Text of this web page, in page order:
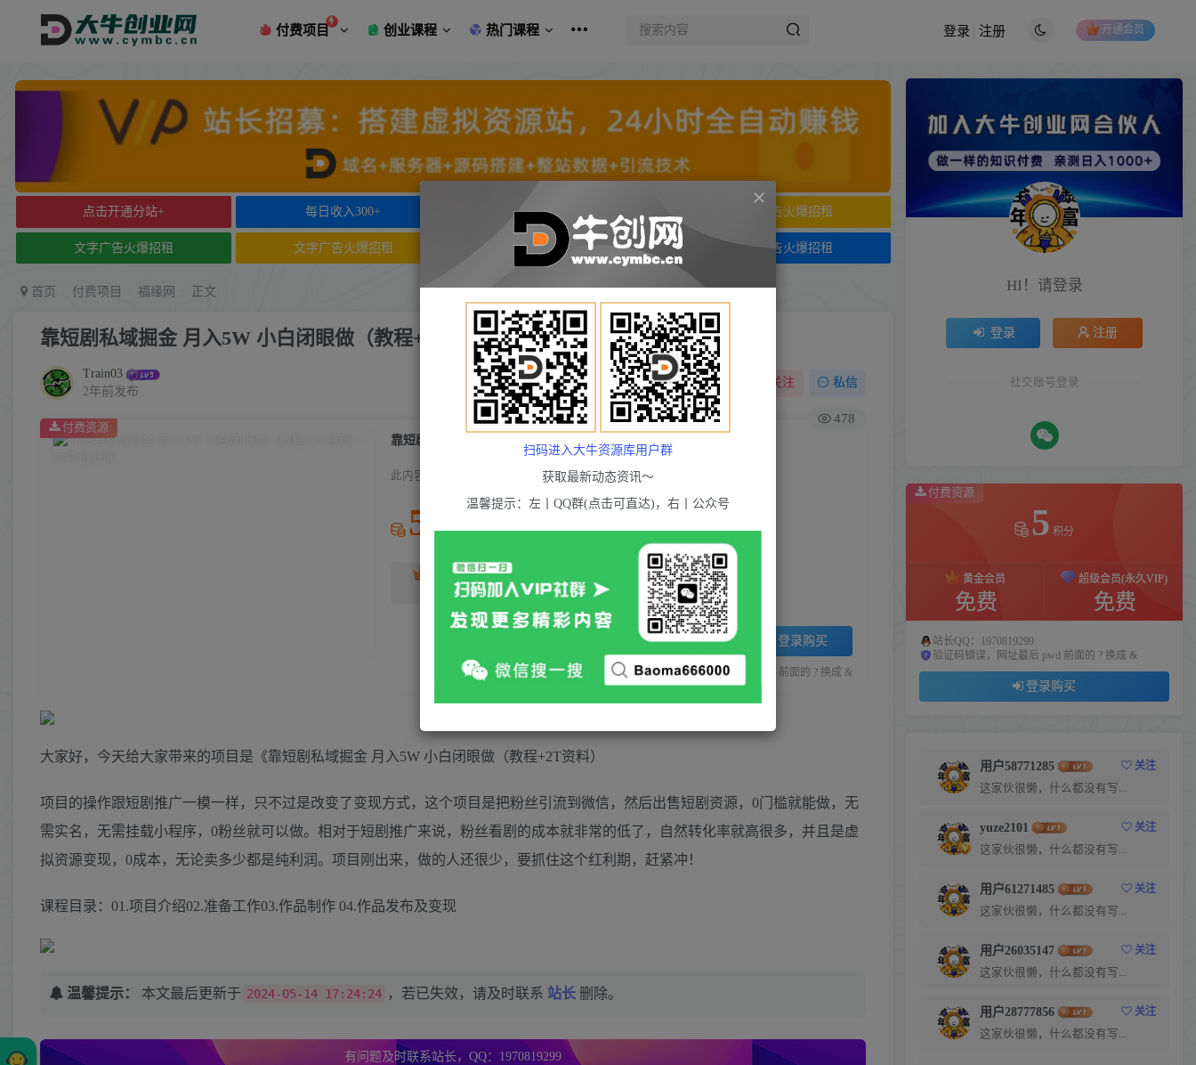
付费项目 创业课程 热门课程 开通会员
登录 注册
点击开通分站+ 每日收入300+ 文字广告火爆招租 文字广告火爆招租
文字广告火爆招租 文字广告火爆招租 文字广告火爆招租 文字广告火爆招租
首页 付费项目 福缘网 正文
靠短剧私域掘金 月入5W 小白闭眼做（教程+2T资料）
Train03
2年前发布
关注 私信
478
靠短剧私域掘金 月入5W 小白闭眼做（教程+2T资料）
此内容为付费资源，请付费后查看
5 积分
黄金会员 免费
免费
登录购买
站长QQ：1970819299 验证码错误，网址最后 pwd 前面的 ? 换成 &
付费资源
大家好，今天给大家带来的项目是《靠短剧私域掘金 月入5W 小白闭眼做（教程+2T资料）
项目的操作跟短剧推广一模一样，只不过是改变了变现方式，这个项目是把粉丝引流到微信，然后出售短剧资源，0门槛就能做，无
需实名，无需挂载小程序，0粉丝就可以做。相对于短剧推广来说，粉丝看剧的成本就非常的低了，自然转化率就高很多，并且是虚
拟资源变现，0成本，无论卖多少都是纯利润。项目刚出来，做的人还很少，要抓住这个红利期，赶紧冲！
课程目录：01.项目介绍02.准备工作03.作品制作 04.作品发布及变现
温馨提示： 本文最后更新于 2024-05-14 17:24:24 ，若已失效，请及时联系 站长 删除。
有问题及时联系站长，QQ：1970819299
HI！请登录
登录 注册
社交账号登录
付费资源
5 积分
黄金会员
免费
超级会员(永久VIP)
免费
站长QQ：1970819299
验证码错误，网址最后 pwd 前面的 ? 换成 &
登录购买
用户58771285
关注
这家伙很懒，什么都没有写...
yuze2101
关注
这家伙很懒，什么都没有写...
用户61271485
关注
这家伙很懒，什么都没有写...
用户26035147
关注
这家伙很懒，什么都没有写...
用户28777856
关注
这家伙很懒，什么都没有写...
扫码进入大牛资源库用户群
获取最新动态资讯～
温馨提示：左丨QQ群(点击可直达)，右丨公众号